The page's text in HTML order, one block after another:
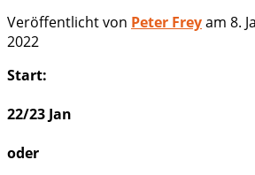
Veröffentlicht von Peter Freyam 8.
2022
Start:
22/23 Jan
oder